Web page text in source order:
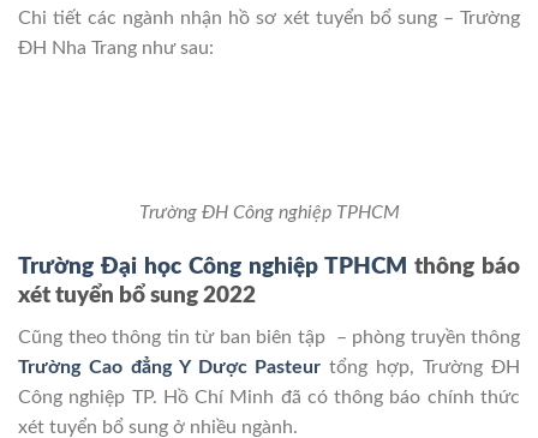
Chi tiết các ngành nhận hồ sơ xét tuyển bổ sung – Trường
ĐH Nha Trang như sau:
Trường ĐH Công nghiệp TPHCM
Trường Đại học Công nghiệp TPHCM thông báo
xét tuyển bổ sung 2022
Cũng theo thông tin từ ban biên tập – phòng truyền thông
Trường Cao đẳng Y Dược Pasteur tổng hợp, Trường ĐH
Công nghiệp TP. Hồ Chí Minh đã có thông báo chính thức
xét tuyển bổ sung ở nhiều ngành.